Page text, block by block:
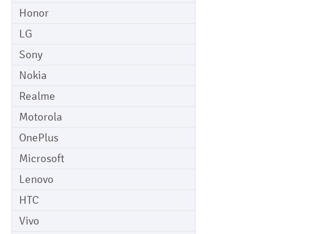
Honor
LG
Sony
Nokia
Realme
Motorola
OnePlus
Microsoft
Lenovo
HTC
Vivo